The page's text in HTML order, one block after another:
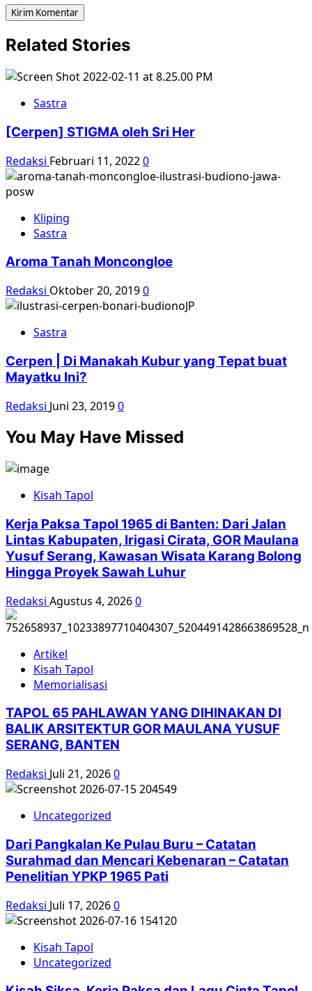
Related Stories
Sastra
[Cerpen] STIGMA oleh Sri Her
Redaksi Februari 11, 20220
Kliping
Sastra
Aroma Tanah Moncongloe
Redaksi Oktober 20, 20190
Sastra
Cerpen | Di Manakah Kubur yang Tepat buat
Mayatku Ini?
Redaksi Juni 23, 20190
You May Have Missed
Kisah Tapol
Kerja Paksa Tapol 1965 di Banten: Dari Jalan
Lintas Kabupaten, Irigasi Cirata, GOR Maulana
Yusuf Serang, Kawasan Wisata Karang Bolong
Hingga Proyek Sawah Luhur
Redaksi Agustus 4, 20260
Artikel
Kisah Tapol
Memorialisasi
TAPOL 65 PAHLAWAN YANG DIHINAKAN DI
BALIK ARSITEKTUR GOR MAULANA YUSUF
SERANG, BANTEN
Redaksi Juli 21, 20260
Uncategorized
Dari Pangkalan Ke Pulau Buru – Catatan
Surahmad dan Mencari Kebenaran – Catatan
Penelitian YPKP 1965 Pati
Redaksi Juli 17, 20260
Kisah Tapol
Uncategorized